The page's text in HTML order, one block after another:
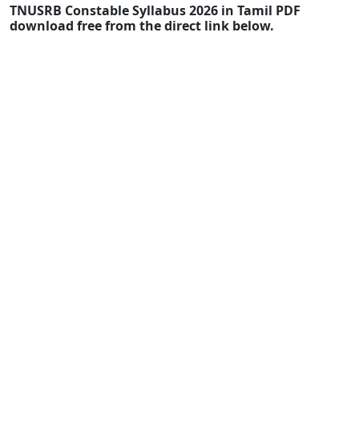
TNUSRB Constable Syllabus 2026 in Tamil PDF
download free from the direct link below.